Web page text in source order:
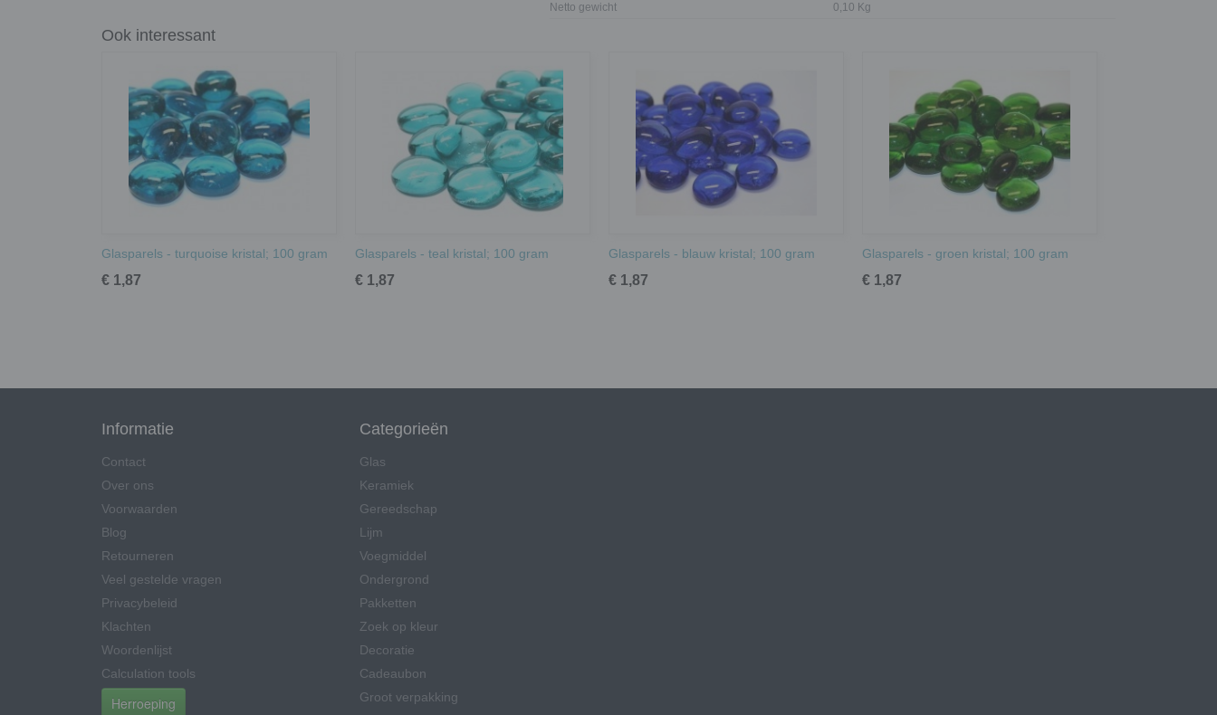
Netto gewicht 0,10 Kg
Ook interessant
Glasparels - turquoise kristal; 100 gram
€ 1,87
Glasparels - teal kristal; 100 gram
€ 1,87
Glasparels - blauw kristal; 100 gram
€ 1,87
Glasparels - groen kristal; 100 gram
€ 1,87
Informatie
Contact
Over ons
Voorwaarden
Blog
Retourneren
Veel gestelde vragen
Privacybeleid
Klachten
Woordenlijst
Calculation tools
Herroeping
Categorieën
Glas
Keramiek
Gereedschap
Lijm
Voegmiddel
Ondergrond
Pakketten
Zoek op kleur
Decoratie
Cadeaubon
Groot verpakking